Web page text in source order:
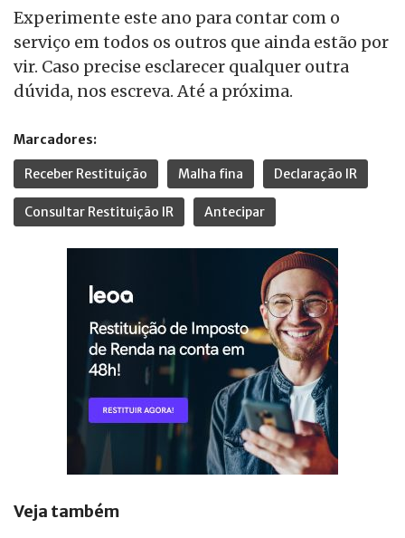
Experimente este ano para contar com o
serviço em todos os outros que ainda estão por
vir. Caso precise esclarecer qualquer outra
dúvida, nos escreva. Até a próxima.
Marcadores:
Receber Restituição Malha fina Declaração IR
Consultar Restituição IR Antecipar
Veja também